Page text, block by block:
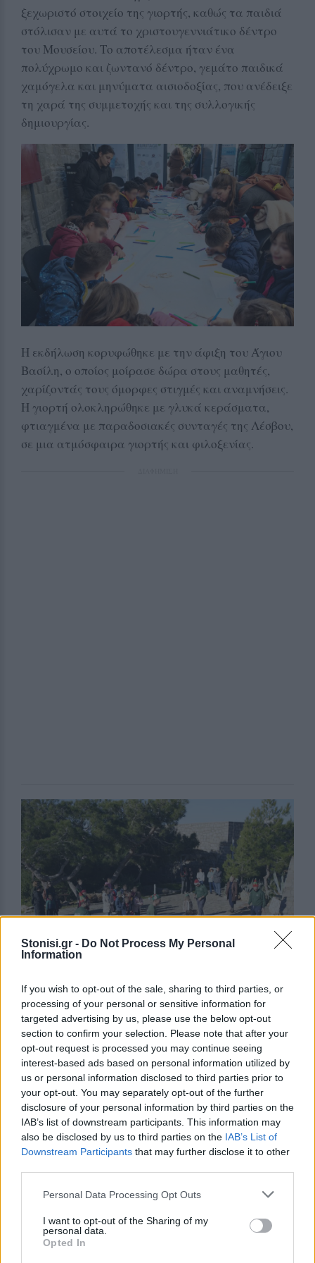
Stonisi.gr - Do Not Process My Personal
Information
If you wish to opt-out of the sale, sharing to third parties, or
processing of your personal or sensitive information for
targeted advertising by us, please use the below opt-out
section to confirm your selection. Please note that after your
opt-out request is processed you may continue seeing
interest-based ads based on personal information utilized by
us or personal information disclosed to third parties prior to
your opt-out. You may separately opt-out of the further
disclosure of your personal information by third parties on the
IAB’s list of downstream participants. This information may
also be disclosed by us to third parties on the IAB’s List of
Downstream Participants that may further disclose it to other
Personal Data Processing Opt Outs
I want to opt-out of the Sharing of my
personal data.
Opted In
ξεχωριστό στοιχείο της γιορτής, καθώς τα παιδιά
στόλισαν με αυτά το χριστουγεννιάτικο δέντρο
του Μουσείου. Το αποτέλεσμα ήταν ένα
πολύχρωμο και ζωντανό δέντρο, γεμάτο παιδικά
χαμόγελα και μηνύματα αισιοδοξίας, που ανέδειξε
τη χαρά της συμμετοχής και της συλλογικής
δημιουργίας.
Η εκδήλωση κορυφώθηκε με την άφιξη του Άγιου
Βασίλη, ο οποίος μοίρασε δώρα στους μαθητές,
χαρίζοντάς τους όμορφες στιγμές και αναμνήσεις.
Η γιορτή ολοκληρώθηκε με γλυκά κεράσματα,
φτιαγμένα με παραδοσιακές συνταγές της Λέσβου,
σε μια ατμόσφαιρα γιορτής και φιλοξενίας.
Δείτε περισσότερα άρθρα μας στα αποτελέσματα
αναζήτησης